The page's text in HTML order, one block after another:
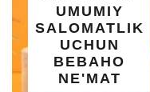
UMUMIY
SALOMATLIK
UCHUN
BEBAHO
NE'MAT